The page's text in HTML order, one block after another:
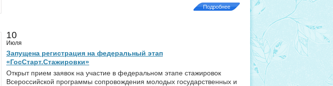
Подробнее
10
Июля
Запущена регистрация на федеральный этап
«ГосСтарт.Стажировки»
Открыт прием заявок на участие в федеральном этапе стажировок
Всероссийской программы сопровождения молодых государственных и